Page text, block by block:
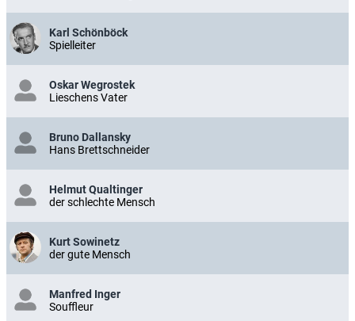
Karl Schönböck
Spielleiter
Oskar Wegrostek
Lieschens Vater
Bruno Dallansky
Hans Brettschneider
Helmut Qualtinger
der schlechte Mensch
Kurt Sowinetz
der gute Mensch
Manfred Inger
Souffleur